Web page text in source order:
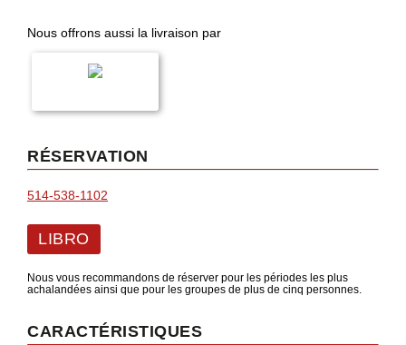
Nous offrons aussi la livraison par
RÉSERVATION
514-538-1102
LIBRO
Nous vous recommandons de réserver pour les périodes les plus
achalandées ainsi que pour les groupes de plus de cinq personnes.
CARACTÉRISTIQUES